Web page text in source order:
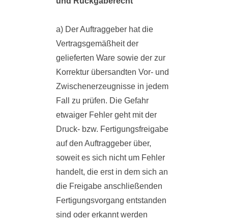
a) Der Auftraggeber hat die
Vertragsgemäßheit der
gelieferten Ware sowie der zur
Korrektur übersandten Vor- und
Zwischenerzeugnisse in jedem
Fall zu prüfen. Die Gefahr
etwaiger Fehler geht mit der
Druck- bzw. Fertigungsfreigabe
auf den Auftraggeber über,
soweit es sich nicht um Fehler
handelt, die erst in dem sich an
die Freigabe anschließenden
Fertigungsvorgang entstanden
sind oder erkannt werden